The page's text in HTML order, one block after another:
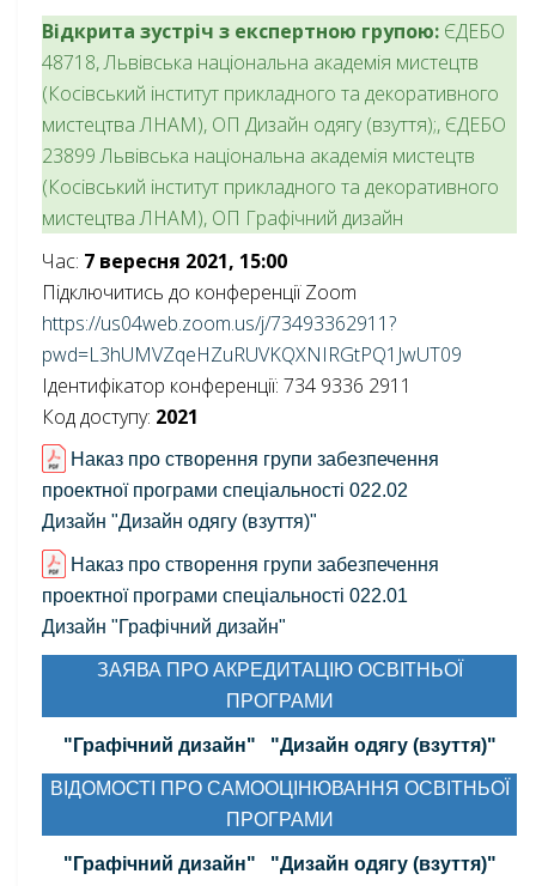
Відкрита зустріч з експертною групою: ЄДЕБО
48718, Львівська національна академія мистецтв
(Косівський інститут прикладного та декоративного
мистецтва ЛНАМ), ОП Дизайн одягу (взуття);, ЄДЕБО
23899 Львівська національна академія мистецтв
(Косівський інститут прикладного та декоративного
мистецтва ЛНАМ), ОП Графічний дизайн
Час: 7 вересня 2021, 15:00
Підключитись до конференції Zoom
https://us04web.zoom.us/j/73493362911?
pwd=L3hUMVZqeHZuRUVKQXNIRGtPQ1JwUT09
Ідентифікатор конференції: 734 9336 2911
Код доступу: 2021
Наказ про створення групи забезпечення
проектної програми спеціальності 022.02
Дизайн "Дизайн одягу (взуття)"
Наказ про створення групи забезпечення
проектної програми спеціальності 022.01
Дизайн "Графічний дизайн"
ЗАЯВА ПРО АКРЕДИТАЦІЮ ОСВІТНЬОЇ
ПРОГРАМИ
"Графічний дизайн" "Дизайн одягу (взуття)"
ВІДОМОСТІ ПРО САМООЦІНЮВАННЯ ОСВІТНЬОЇ
ПРОГРАМИ
"Графічний дизайн" "Дизайн одягу (взуття)"